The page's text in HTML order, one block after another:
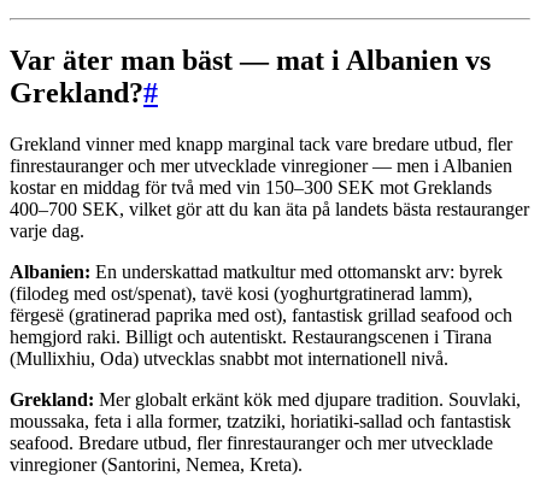
Var äter man bäst — mat i Albanien vs
Grekland?#
Grekland vinner med knapp marginal tack vare bredare utbud, fler
finrestauranger och mer utvecklade vinregioner — men i Albanien
kostar en middag för två med vin 150–300 SEK mot Greklands
400–700 SEK, vilket gör att du kan äta på landets bästa restauranger
varje dag.
Albanien: En underskattad matkultur med ottomanskt arv: byrek
(filodeg med ost/spenat), tavë kosi (yoghurtgratinerad lamm),
fërgesë (gratinerad paprika med ost), fantastisk grillad seafood och
hemgjord raki. Billigt och autentiskt. Restaurangscenen i Tirana
(Mullixhiu, Oda) utvecklas snabbt mot internationell nivå.
Grekland: Mer globalt erkänt kök med djupare tradition. Souvlaki,
moussaka, feta i alla former, tzatziki, horiatiki-sallad och fantastisk
seafood. Bredare utbud, fler finrestauranger och mer utvecklade
vinregioner (Santorini, Nemea, Kreta).